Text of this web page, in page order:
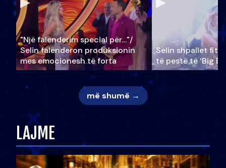
"Një falenderim special për…"/
Selin falënderon produksionin
mes emocionesh të forta
Selin shpallet
të pestë të ‘Big
më shumë →
LAJME